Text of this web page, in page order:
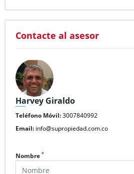
Contacte al asesor
Harvey Giraldo
Teléfono Móvil:3007840992
Email: info@supropiedad.com.co
Nombre *